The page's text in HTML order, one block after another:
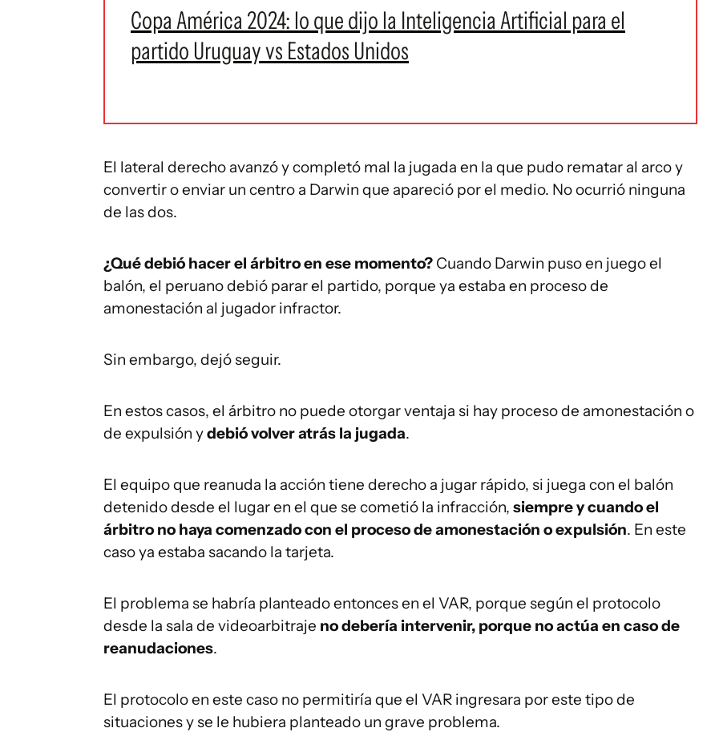
Copa América 2024: lo que dijo la Inteligencia Artificial para el
partido Uruguay vs Estados Unidos
El lateral derecho avanzó y completó mal la jugada en la que pudo rematar al arco y
convertir o enviar un centro a Darwin que apareció por el medio. No ocurrió ninguna
de las dos.
¿Qué debió hacer el árbitro en ese momento? Cuando Darwin puso en juego el
balón, el peruano debió parar el partido, porque ya estaba en proceso de
amonestación al jugador infractor.
Sin embargo, dejó seguir.
En estos casos, el árbitro no puede otorgar ventaja si hay proceso de amonestación o
de expulsión ydebió volver atrás la jugada.
El equipo que reanuda la acción tiene derecho a jugar rápido, si juega con el balón
detenido desde el lugar en el que se cometió la infracción, siempre y cuando el
árbitro no haya comenzado con el proceso de amonestación o expulsión. En este
caso ya estaba sacando la tarjeta.
El problema se habría planteado entonces en el VAR, porque según el protocolo
desde la sala de videoarbitraje no debería intervenir, porque no actúa en caso de
reanudaciones.
El protocolo en este caso no permitiría que el VAR ingresara por este tipo de
situaciones y se le hubiera planteado un grave problema.